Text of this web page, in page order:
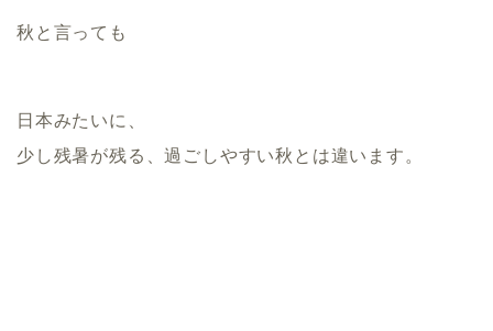
秋と言っても
日本みたいに、
少し残暑が残る、過ごしやすい秋とは違います。